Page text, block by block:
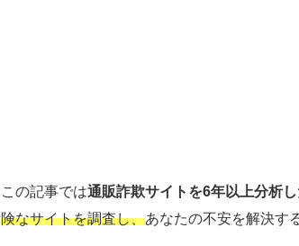
この記事では通販詐欺サイトを6年以上分析
険なサイトを調査し、あなたの不安を解決す